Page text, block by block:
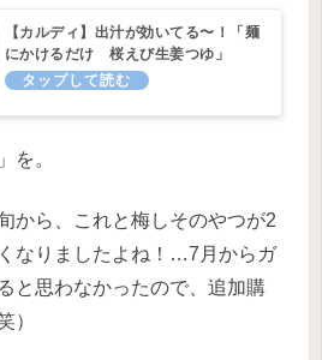
【カルディ】出汁が効いてる〜！「麺
にかけるだけ 桜えび生姜つゆ」
を。
から、これと梅しそのやつが2
なりましたよね！…7月からガ
と思わなかったので、追加購
）